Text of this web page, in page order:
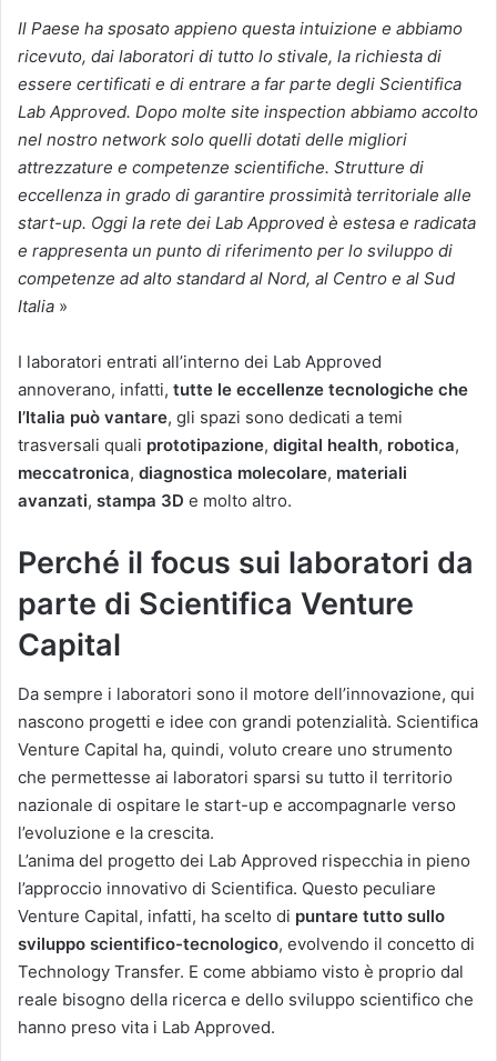
Il Paese ha sposato appieno questa intuizione e abbiamo
ricevuto, dai laboratori di tutto lo stivale, la richiesta di
essere certificati e di entrare a far parte degli Scientifica
Lab Approved. Dopo molte site inspection abbiamo accolto
nel nostro network solo quelli dotati delle migliori
attrezzature e competenze scientifiche. Strutture di
eccellenza in grado di garantire prossimità territoriale alle
start-up. Oggi la rete dei Lab Approved è estesa e radicata
e rappresenta un punto di riferimento per lo sviluppo di
competenze ad alto standard al Nord, al Centro e al Sud
Italia »
I laboratori entrati all’interno dei Lab Approved
annoverano, infatti, tutte le eccellenze tecnologiche che
l’Italia può vantare, gli spazi sono dedicati a temi
trasversali quali prototipazione, digital health, robotica,
meccatronica, diagnostica molecolare, materiali
avanzati, stampa 3D e molto altro.
Perché il focus sui laboratori da
parte di Scientifica Venture
Capital
Da sempre i laboratori sono il motore dell’innovazione, qui
nascono progetti e idee con grandi potenzialità. Scientifica
Venture Capital ha, quindi, voluto creare uno strumento
che permettesse ai laboratori sparsi su tutto il territorio
nazionale di ospitare le start-up e accompagnarle verso
l’evoluzione e la crescita.
L’anima del progetto dei Lab Approved rispecchia in pieno
l’approccio innovativo di Scientifica. Questo peculiare
Venture Capital, infatti, ha scelto di puntare tutto sullo
sviluppo scientifico-tecnologico, evolvendo il concetto di
Technology Transfer. E come abbiamo visto è proprio dal
reale bisogno della ricerca e dello sviluppo scientifico che
hanno preso vita i Lab Approved.